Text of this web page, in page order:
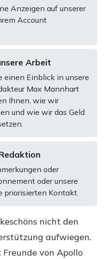
Anzeigen auf unserer
Account
Arbeit
einen Einblick in unsere
Max Mannhart
Ihnen, wie wir
und wie wir das Geld
oder
oder unsere
priorisierten Kontakt.
nicht den
aufwiegen.
von Apollo